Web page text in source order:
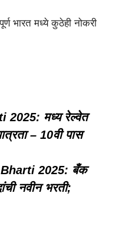
भारत मध्ये कुठेही नोकरी
मध्य रेल्वेत
– 10वी पास
2025: बँक
नवीन भरती;